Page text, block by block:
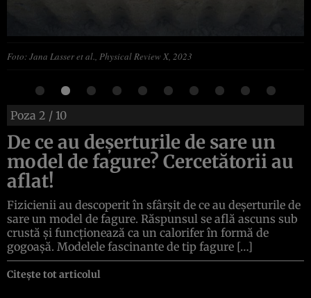
Foto: Jana Lasser et al., Physical Review X, 2023
Poza 2 / 10
De ce au deșerturile de sare un
model de fagure? Cercetătorii au
aflat!
Fizicienii au descoperit în sfârșit de ce au deșerturile de
sare un model de fagure. Răspunsul se află ascuns sub
crustă și funcționează ca un calorifer în formă de
gogoașă. Modelele fascinante de tip fagure […]
Citește tot articolul